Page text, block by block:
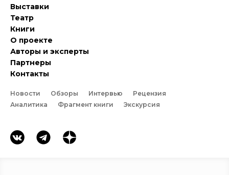
Выставки
Театр
Книги
О проекте
Авторы и эксперты
Партнеры
Контакты
Новости Обзоры Интервью
Рецензия
Аналитика
Фрагмент книги Экскурсия